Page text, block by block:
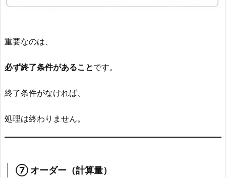
重要なのは、
必ず終了条件があることです。
終了条件がなければ、
処理は終わりません。
⑦ オーダー（計算量）